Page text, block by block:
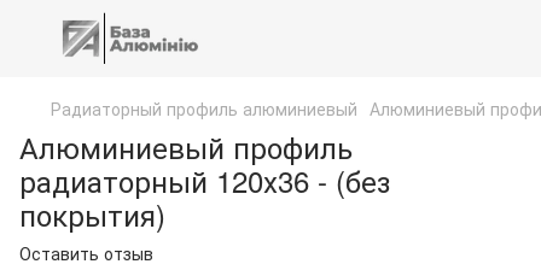
Радиаторный профиль алюминиевый Алюминиевый
Алюминиевый профиль
радиаторный 120х36 - (без
покрытия)
Оставить отзыв